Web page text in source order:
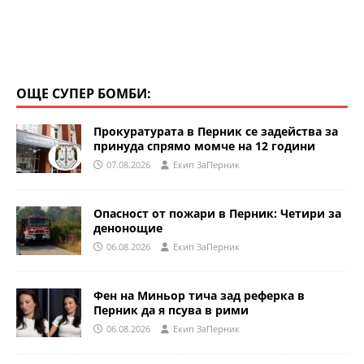
ОЩЕ СУПЕР БОМБИ:
Прокуратурата в Перник се задейства за
принуда спрямо момче на 12 години
07.08.2026 Eкип ЗаПерник
Опасност от пожари в Перник: Четири за
денонощие
06.08.2026 Eкип ЗаПерник
Фен на Миньор тича зад реферка в
Перник да я псува в рими
06.08.2026 Eкип ЗаПерник